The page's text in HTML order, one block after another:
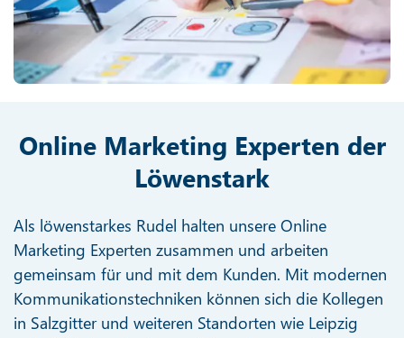
Online Marketing Experten der
Löwenstark
Als löwenstarkes Rudel halten unsere Online
Marketing Experten zusammen und arbeiten
gemeinsam für und mit dem Kunden. Mit modernen
Kommunikationstechniken können sich die Kollegen
in Salzgitter und weiteren Standorten wie Leipzig